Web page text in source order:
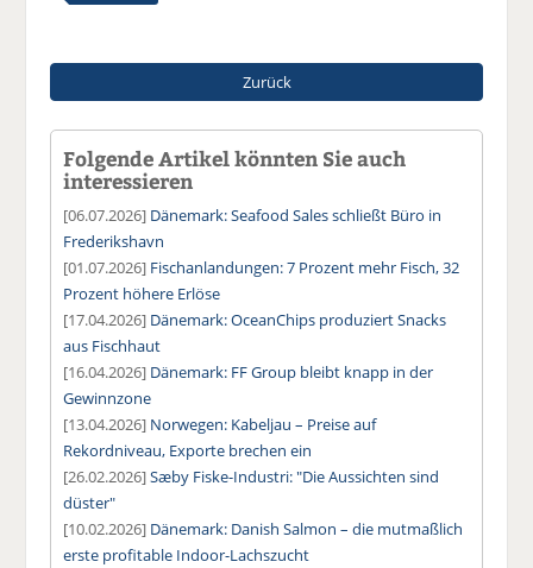
Zurück
Folgende Artikel könnten Sie auch
interessieren
[06.07.2026] Dänemark: Seafood Sales schließt Büro in
Frederikshavn
[01.07.2026] Fischanlandungen: 7 Prozent mehr Fisch, 32
Prozent höhere Erlöse
[17.04.2026] Dänemark: OceanChips produziert Snacks
aus Fischhaut
[16.04.2026] Dänemark: FF Group bleibt knapp in der
Gewinnzone
[13.04.2026] Norwegen: Kabeljau – Preise auf
Rekordniveau, Exporte brechen ein
[26.02.2026]Sæby Fiske-Industri: "Die Aussichten sind
düster"
[10.02.2026] Dänemark: Danish Salmon – die mutmaßlich
erste profitable Indoor-Lachszucht